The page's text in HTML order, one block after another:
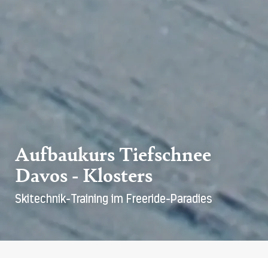
Aufbaukurs Tiefschnee
Davos - Klosters
Skitechnik-Training im Freeride-Paradies